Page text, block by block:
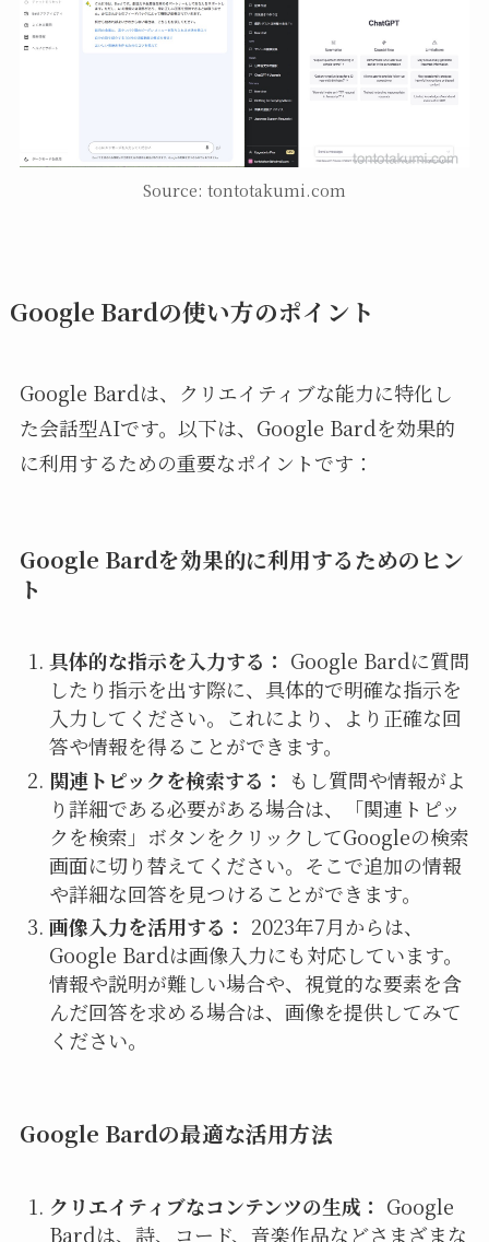
Source: tontotakumi.com
Google Bardの使い方のポイント
Google Bardは、クリエイティブな能力に特化し
た会話型AIです。以下は、Google Bardを効果的
に利用するための重要なポイントです：
Google Bardを効果的に利用するためのヒン
ト
具体的な指示を入力する： Google Bardに質問
したり指示を出す際に、具体的で明確な指示を
入力してください。これにより、より正確な回
答や情報を得ることができます。
関連トピックを検索する：
もし質問や情報がよ
り詳細である必要がある場合は、「関連トピッ
クを検索」ボタンをクリックしてGoogleの検索
画面に切り替えてください。そこで追加の情報
や詳細な回答を見つけることができます。
画像入力を活用する： 2023年7月からは、
Google Bardは画像入力にも対応しています。
情報や説明が難しい場合や、視覚的な要素を含
んだ回答を求める場合は、画像を提供してみて
ください。
Google Bardの最適な活用方法
クリエイティブなコンテンツの生成： Google
Bardは、詩、コード、音楽作品などさまざまな